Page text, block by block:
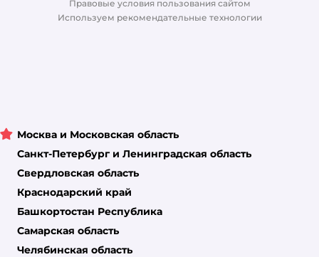
Правовые условия пользования сайтом
Используем рекомендательные технологии
Москва и Московская область
Санкт-Петербург и Ленинградская область
Свердловская область
Краснодарский край
Башкортостан Республика
Самарская область
Челябинская область